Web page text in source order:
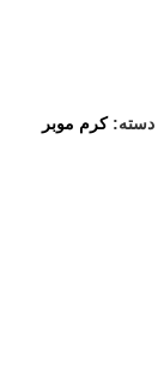
دسته: کرم موبر